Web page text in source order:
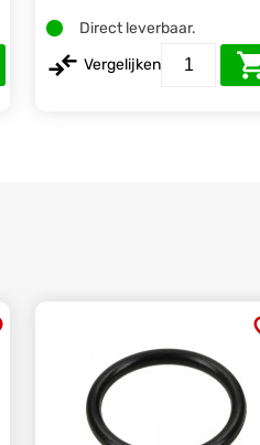
Direct leverbaar.
Vergelijken